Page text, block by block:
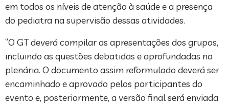
em todos os níveis de atenção à saúde e a presença
do pediatra na supervisão dessas atividades.
“O GT deverá compilar as apresentações dos grupos,
incluindo as questões debatidas e aprofundadas na
plenária. O documento assim reformulado deverá ser
encaminhado e aprovado pelos participantes do
evento e, posteriormente, a versão final será enviada